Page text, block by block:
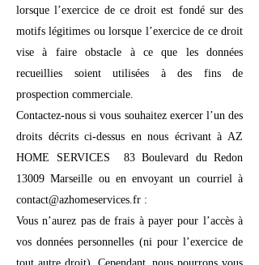
lorsque l’exercice de ce droit est fondé sur des
motifs légitimes ou lorsque l’exercice de ce droit
vise à faire obstacle à ce que les données
recueillies soient utilisées à des fins de
prospection commerciale.
Contactez-nous si vous souhaitez exercer l’un des
droits décrits ci-dessus en nous écrivant à AZ
HOME SERVICES 83 Boulevard du Redon
13009 Marseille ou en envoyant un courriel à
contact@azhomeservices.fr :
Vous n’aurez pas de frais à payer pour l’accès à
vos données personnelles (ni pour l’exercice de